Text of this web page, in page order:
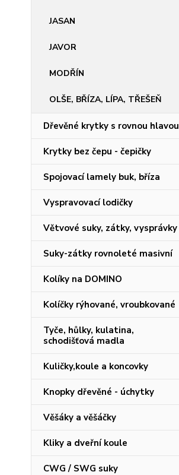
JASAN
JAVOR
MODŘÍN
OLŠE, BŘÍZA, LÍPA, TŘEŠEŇ
Dřevěné krytky s rovnou hlavou
Krytky bez čepu - čepičky
Spojovací lamely buk, bříza
Vyspravovací lodičky
Větvové suky, zátky, vysprávky
Suky-zátky rovnoleté masivní
Kolíky na DOMINO
Kolíčky rýhované, vroubkované
Tyče, hůlky, kulatina,
schodišťová madla
Kuličky,koule a koncovky
Knopky dřevěné - úchytky
Věšáky a věšáčky
Kliky a dveřní koule
CWG / SWG suky